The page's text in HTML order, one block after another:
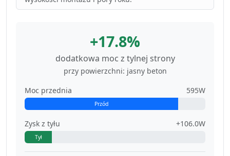
+17.8%
dodatkowa moc z tylnej strony
przy powierzchni: jasny beton
Moc przednia
595W
Przód
Zysk z tyłu +106.0W
Tył